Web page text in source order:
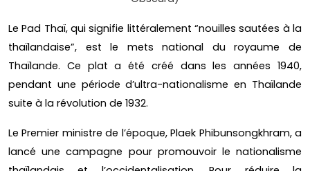
Le Pad Thaï, qui signifie littéralement “nouilles sautées à la
thaïlandaise”, est le mets national du royaume de
Thaïlande. Ce plat a été créé dans les années 1940,
pendant une période d’ultra-nationalisme en Thaïlande
suite à la révolution de 1932.
Le Premier ministre de l’époque, Plaek Phibunsongkhram, a
lancé une campagne pour promouvoir le nationalisme